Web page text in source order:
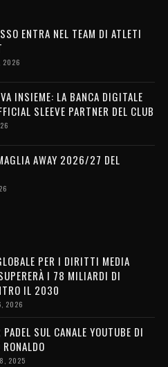
ENTRA NEL TEAM DI ATLETI
2026
INSIEME: LA BANCA DIGITALE
SLEEVE PARTNER DEL CLUB
AWAY 2026/27 DEL
PER I DIRITTI MEDIA
I 78 MILIARDI DI
IL 2030
2026
SUL CANALE YOUTUBE DI
2025